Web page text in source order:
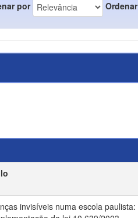
por Ordenar
invisíveis numa escola paulista: